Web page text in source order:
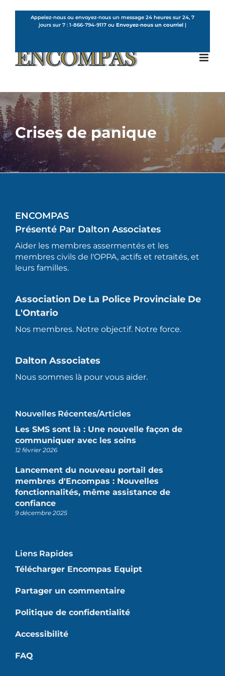
Appelez-nous ou envoyez-nous un message 24 heures sur 24, 7
jours sur 7 : 1-866-794-9117 ou Envoyez-nous un courriel |
Crises de panique
ENCOMPAS
Présenté Par Dalton Associates
Aider les membres assermentés et les
membres civils de l'OPPA, actifs et retraités, et
leurs familles.
Association De La Police Provinciale De
L'Ontario
Nos membres. Notre objectif. Notre force.
Dalton Associates
Nous sommes là pour vous aider.
Nouvelles Récentes/articles
Les SMS sont là : Une nouvelle façon de
communiquer avec les soins
12 février 2026
Lancement du nouveau portail des
membres d'Encompas : Nouvelles
fonctionnalités, même assistance de
confiance
9 décembre 2025
Liens Rapides
Télécharger Encompas Equipt
Partager un commentaire
Politique de confidentialité
Accessibilité
FAQ